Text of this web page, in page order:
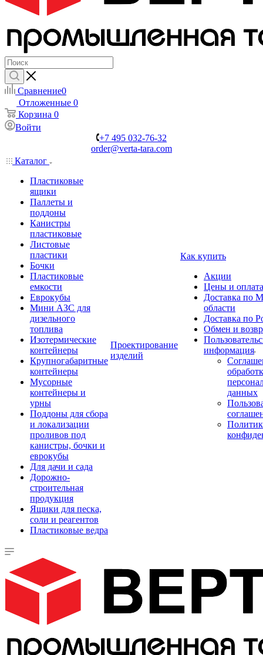
Сравнение0
Отложенные 0
Корзина 0
Войти
+7 495 032-76-32
order@verta-tara.com
Каталог
Пластиковые
ящики
Паллеты и
поддоны
Канистры
пластиковые
Листовые
пластики
Бочки
Пластиковые
емкости
Еврокубы
Мини АЗС для
дизельного
топлива
Изотермические
контейнеры
Крупногабаритные
контейнеры
Мусорные
контейнеры и
урны
Поддоны для сбора
и локализации
проливов под
канистры, бочки и
еврокубы
Для дачи и сада
Дорожно-
строительная
продукция
Ящики для песка,
соли и реагентов
Пластиковые ведра
Проектирование
изделий
Как купить
Акции
Цены и оплата
Доставка по
области
Доставка по
Обмен и
информация
данных